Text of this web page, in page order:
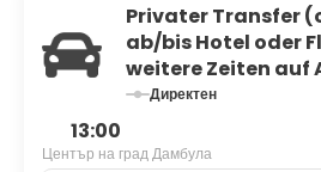
Privater Transfer
ab/bis Hotel oder
weitere Zeiten auf
Директен
13:00
Център на град Дамбула